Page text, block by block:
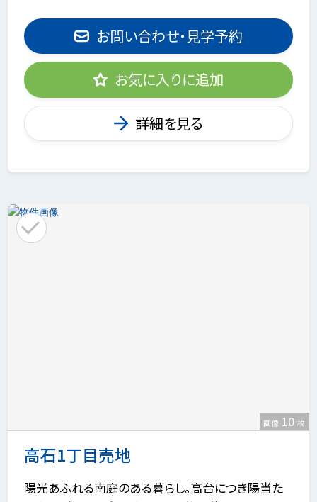
お問い合わせ・見学予約
お気に入りに追加
詳細を見る
高石1丁目売地
画像 10 枚
陽光あふれる南庭のある暮らし。高台につき陽当た